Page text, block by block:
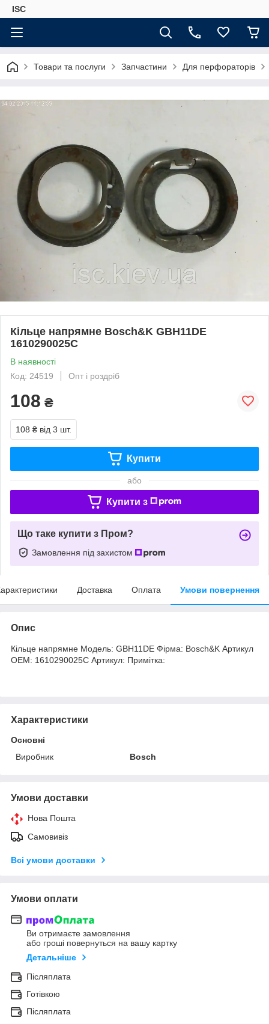
ISC
Товари та послуги Запчастини Для перфораторів
Кільце напрямне Bosch&K GBH11DE
1610290025C
В наявності
Код: 24519
Опт і роздріб
108 ₴
108 ₴ від 3 шт.
Купити
або
Купити з
Що таке купити з Пром?
Замовлення під захистом
Доставка Оплата Умови повернення
Опис
Кільце напрямне Модель: GBH11DE Фірма: Bosch&K Артикул
OEM: 1610290025C Артикул: Примітка:
Характеристики
Основні
Виробник
Bosch
Умови доставки
Нова Пошта
Самовивіз
Всі умови доставки
Умови оплати
Ви отримаєте замовлення
або гроші повернуться на вашу картку
Детальніше
Післяплата
Готівкою
Післяплата